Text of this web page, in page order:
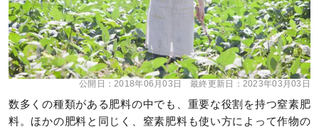
公開日：2018年06月03日 最終更新日： 2023年03月03日
数多くの種類がある肥料の中でも、重要な役割を持つ窒素肥
料。ほかの肥料と同じく、窒素肥料も使い方によって作物の